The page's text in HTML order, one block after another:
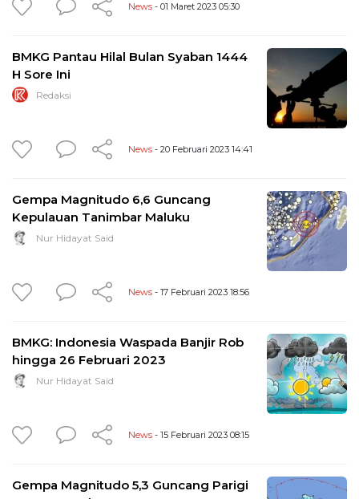
News - 01 Maret 2023 05:30
BMKG Pantau Hilal Bulan Syaban 1444
H Sore Ini
Redaksi
News - 20 Februari 2023 14:41
Gempa Magnitudo 6,6 Guncang
Kepulauan Tanimbar Maluku
Nur Hidayat Said
News - 17 Februari 2023 18:56
BMKG: Indonesia Waspada Banjir Rob
hingga 26 Februari 2023
Nur Hidayat Said
News - 15 Februari 2023 08:15
Gempa Magnitudo 5,3 Guncang Parigi